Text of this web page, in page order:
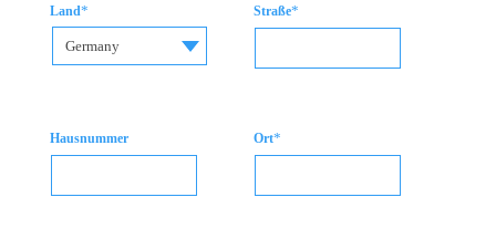
Land*
Germany
Straße*
Hausnummer Ort*